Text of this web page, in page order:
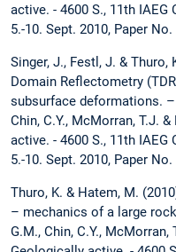
active. - 4600 S., 11th
5.-10. Sept. 2010, Paper No.
Singer, J., Festl, J. &
Domain Reflectometry
subsurface deformations.
Chin, C.Y., McMorran, T.J.
active. - 4600 S., 11th
5.-10. Sept. 2010, Paper No.
Thuro, K. & Hatem, M.
– mechanics of a large
G.M., Chin, C.Y., McMorran,